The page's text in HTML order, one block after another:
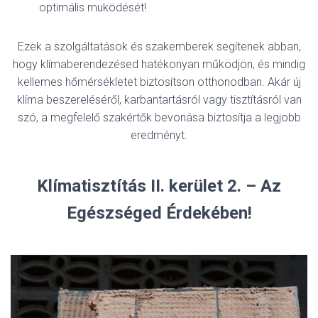
optimális muködését!
Ezek a szolgáltatások és szakemberek segítenek abban,
hogy klímaberendezésed hatékonyan működjön, és mindig
kellemes hőmérsékletet biztosítson otthonodban. Akár új
klíma beszereléséről, karbantartásról vagy tisztításról van
szó, a megfelelő szakértők bevonása biztosítja a legjobb
eredményt.
Klímatisztítás II. kerület 2. – Az
Egészséged Érdekében!